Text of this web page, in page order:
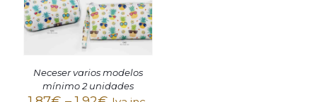
Neceser varios modelos
mínimo 2 unidades